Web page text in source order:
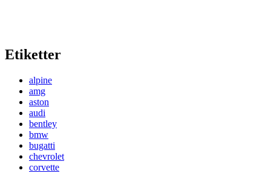
Etiketter
alpine
amg
aston
audi
bentley
bmw
bugatti
chevrolet
corvette